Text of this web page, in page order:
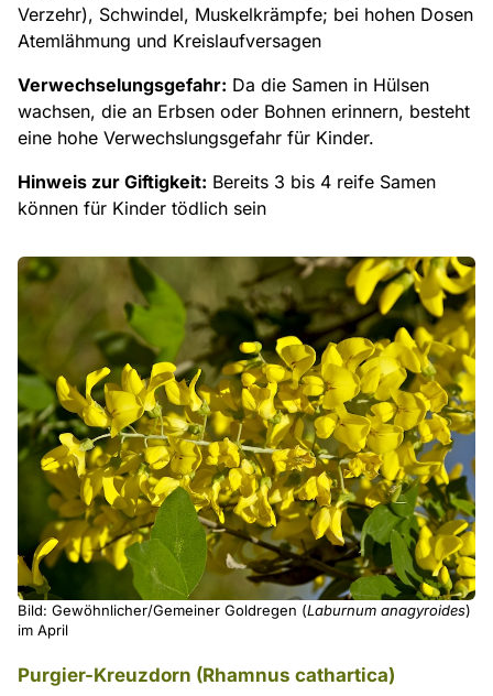
Verzehr), Schwindel, Muskelkrämpfe; bei hohen Dosen
Atemlähmung und Kreislaufversagen
Verwechselungsgefahr: Da die Samen in Hülsen
wachsen, die an Erbsen oder Bohnen erinnern, besteht
eine hohe Verwechslungsgefahr für Kinder.
Hinweis zur Giftigkeit: Bereits 3 bis 4 reife Samen
können für Kinder tödlich sein
Bild: Gewöhnlicher/Gemeiner Goldregen (Laburnum anagyroides)
im April
Purgier-Kreuzdorn (Rhamnus cathartica)